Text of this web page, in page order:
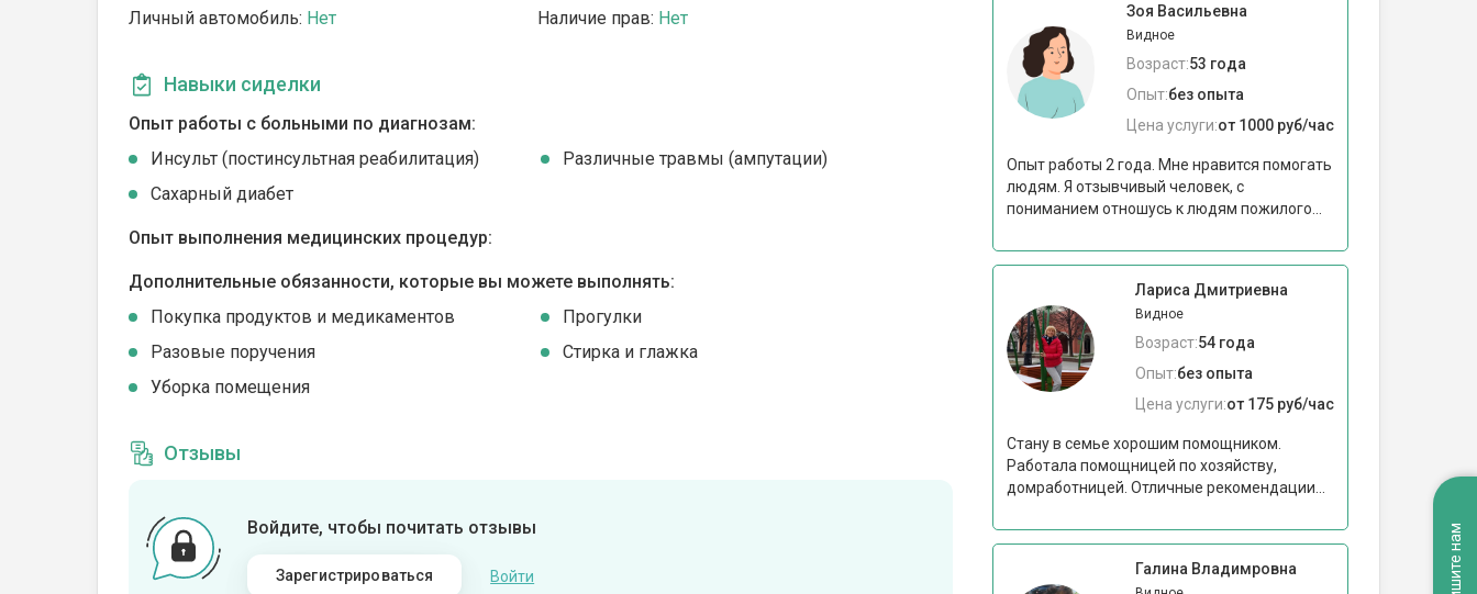
Личный автомобиль: Нет Наличие прав: Нет
Навыки сиделки
Опыт работы с больными по диагнозам:
Инсульт (постинсультная реабилитация)
Различные травмы (ампутации)
Сахарный диабет
Опыт выполнения медицинских процедур:
Дополнительные обязанности, которые вы можете выполнять:
Покупка продуктов и медикаментов
Прогулки
Разовые поручения
Стирка и глажка
Уборка помещения
Отзывы
Войдите, чтобы почитать отзывы
Зарегистрироваться Войти
Зоя Васильевна
Видное
Возраст:53 года
Опыт:без опыта
Цена услуги:от 1000 руб/час
Опыт работы 2 года. Мне нравится помогать
людям. Я отзывчивый человек, с
пониманием отношусь к людям пожилого...
Лариса Дмитриевна
Видное
Возраст:54 года
Опыт:без опыта
Цена услуги:от 175 руб/час
Стану в семье хорошим помощником.
Работала помощницей по хозяйству,
домработницей. Отличные рекомендации...
Галина Владимровна